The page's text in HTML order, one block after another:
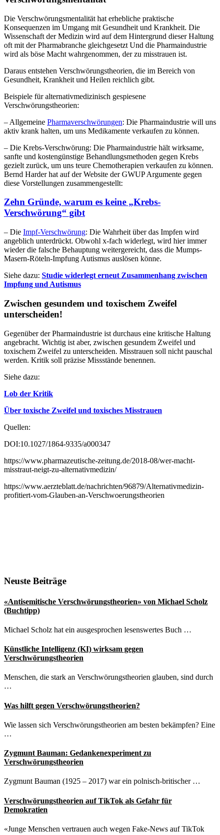
Die Verschwörungsmentalität hat erhebliche praktische
Konsequenzen im Umgang mit Gesundheit und Krankheit. Die
Wissenschaft der Medizin wird auf dem Hintergrund dieser Haltung
oft mit der Pharmabranche gleichgesetzt Und die Pharmaindustrie
wird als böse Macht wahrgenommen, der zu misstrauen ist.
Daraus entstehen Verschwörungstheorien, die im Bereich von
Gesundheit, Krankheit und Heilen reichlich gibt.
Beispiele für alternativmedizinisch gespiesene
Verschwörungstheorien:
– Allgemeine Pharmaverschwörungen: Die Pharmaindustrie will uns
aktiv krank halten, um uns Medikamente verkaufen zu können.
– Die Krebs-Verschwörung: Die Pharmaindustrie hält wirksame,
sanfte und kostengünstige Behandlungsmethoden gegen Krebs
gezielt zurück, um uns teure Chemotherapien verkaufen zu können.
Bernd Harder hat auf der Website der GWUP Argumente gegen
diese Vorstellungen zusammengestellt:
Zehn Gründe, warum es keine „Krebs-
Verschwörung“ gibt
– Die Impf-Verschwörung: Die Wahrheit über das Impfen wird
angeblich unterdrückt. Obwohl x-fach widerlegt, wird hier immer
wieder die falsche Behauptung weitergereicht, dass die Mumps-
Masern-Röteln-Impfung Autismus auslösen könne.
Siehe dazu: Studie widerlegt erneut Zusammenhang zwischen
Impfung und Autismus
Zwischen gesundem und toxischem Zweifel
unterscheiden!
Gegenüber der Pharmaindustrie ist durchaus eine kritische Haltung
angebracht. Wichtig ist aber, zwischen gesundem Zweifel und
toxischem Zweifel zu unterscheiden. Misstrauen soll nicht pauschal
werden. Kritik soll präzise Missstände benennen.
Siehe dazu:
Lob der Kritik
Über toxische Zweifel und toxisches Misstrauen
Quellen:
DOI:10.1027/1864-9335/a000347
https://www.pharmazeutische-zeitung.de/2018-08/wer-macht-
misstraut-neigt-zu-alternativmedizin/
https://www.aerzteblatt.de/nachrichten/96879/Alternativmedizin-
profitiert-vom-Glauben-an-Verschwoerungstheorien
Seitenspalte
Neuste Beiträge
«Antisemitische Verschwörungstheorien» von Michael Scholz
(Buchtipp)
Michael Scholz hat ein ausgesprochen lesenswertes Buch …
Künstliche Intelligenz (KI) wirksam gegen
Verschwörungstheorien
Menschen, die stark an Verschwörungstheorien glauben, sind durch
…
Was hilft gegen Verschwörungstheorien?
Wie lassen sich Verschwörungstheorien am besten bekämpfen? Eine
…
Zygmunt Bauman: Gedankenexperiment zu
Verschwörungstheorien
Zygmunt Bauman (1925 – 2017) war ein polnisch-britischer …
Verschwörungstheorien auf TikTok als Gefahr für
Demokratien
«Junge Menschen vertrauen auch wegen Fake-News auf TikTok